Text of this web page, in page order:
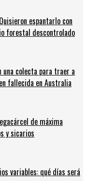
espantarlo con
forestal descontrolado
una colecta para traer a
fallecida en Australia
de máxima
y sicarios
variables: qué días será